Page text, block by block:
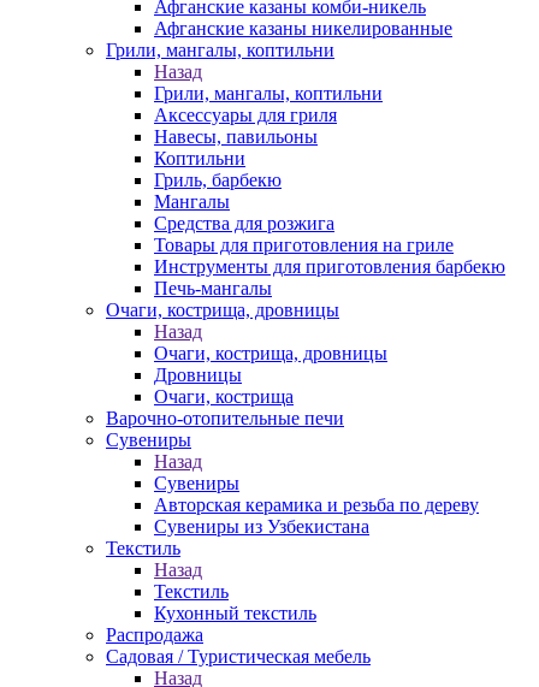
Афганские казаны комби-никель
Афганские казаны никелированные
Грили, мангалы, коптильни
Назад
Грили, мангалы, коптильни
Аксессуары для гриля
Навесы, павильоны
Коптильни
Гриль, барбекю
Мангалы
Средства для розжига
Товары для приготовления на гриле
Инструменты для приготовления барбекю
Печь-мангалы
Очаги, кострища, дровницы
Назад
Очаги, кострища, дровницы
Дровницы
Очаги, кострища
Варочно-отопительные печи
Сувениры
Назад
Сувениры
Авторская керамика и резьба по дереву
Сувениры из Узбекистана
Текстиль
Назад
Текстиль
Кухонный текстиль
Распродажа
Садовая / Туристическая мебель
Назад